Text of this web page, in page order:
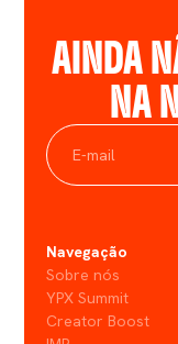
AINDA
NA
Navegação
Sobre nós
YPX Summit
Creator Boost